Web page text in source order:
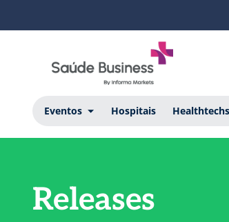
Eventos Hospitais Healthtechs
Releases